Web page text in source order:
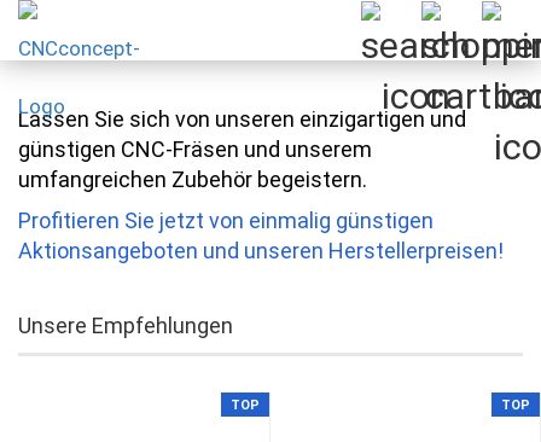
Lassen Sie sich von unseren einzigartigen und
günstigen CNC-Fräsen und unserem
umfangreichen Zubehör begeistern.
Profitieren Sie jetzt von einmalig günstigen
Aktionsangeboten und unseren Herstellerpreisen!
Unsere Empfehlungen
TOP TOP